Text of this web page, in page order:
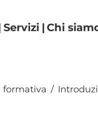
Servizi Chi
formativa